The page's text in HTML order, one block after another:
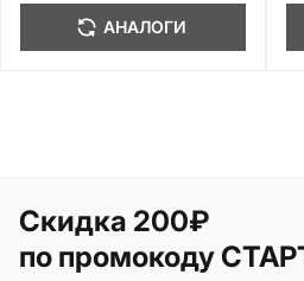
АНАЛОГИ
Скидка 200₽
по промокоду